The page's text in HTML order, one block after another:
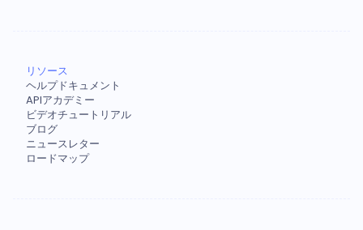
リソース
ヘルプドキュメント
APIアカデミー
ビデオチュートリアル
ブログ
ニュースレター
ロードマップ